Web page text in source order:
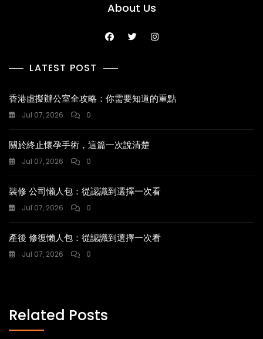
About Us
LATEST POST
香港虛擬辦公室全攻略：你需要知道的重點
Jul 07, 2026 0
關於終止懷孕手術，這篇一次說清楚
Jul 07, 2026 0
裝修 公司懶人包：從認識到選擇一次看
Jul 07, 2026 0
產後 修復懶人包：從認識到選擇一次看
Jul 07, 2026 0
Related Posts